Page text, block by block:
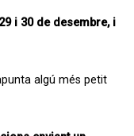
i 30 de desembre, i
algú més petit